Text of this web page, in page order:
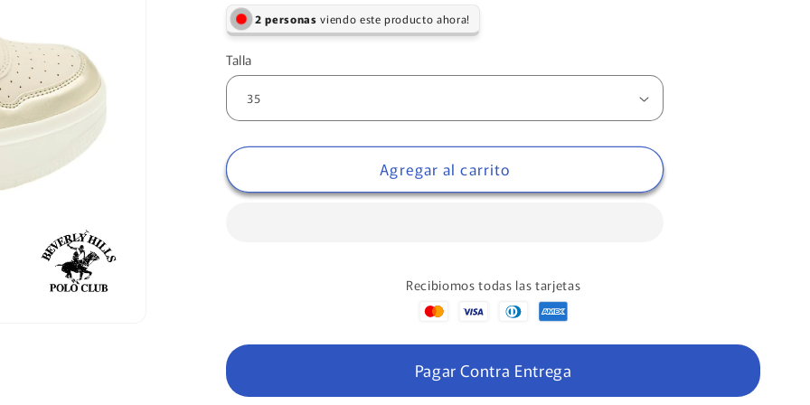
personas viendo este producto ahora!
Talla
Agregar al carrito
Recibiomos todas las tarjetas
Pagar Contra Entrega